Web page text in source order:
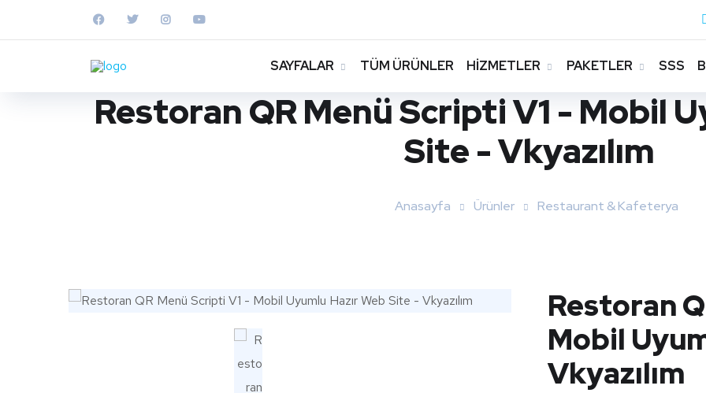
SAYFALAR TÜM ÜRÜNLER HİZMETLER PAKETLER SSS
Restoran QR Menü Scripti V1 - Mobil
Site - Vkyazılım
Anasayfa Ürünler Restaurant & Kafeterya
Restoran
Mobil
Vkyazılım